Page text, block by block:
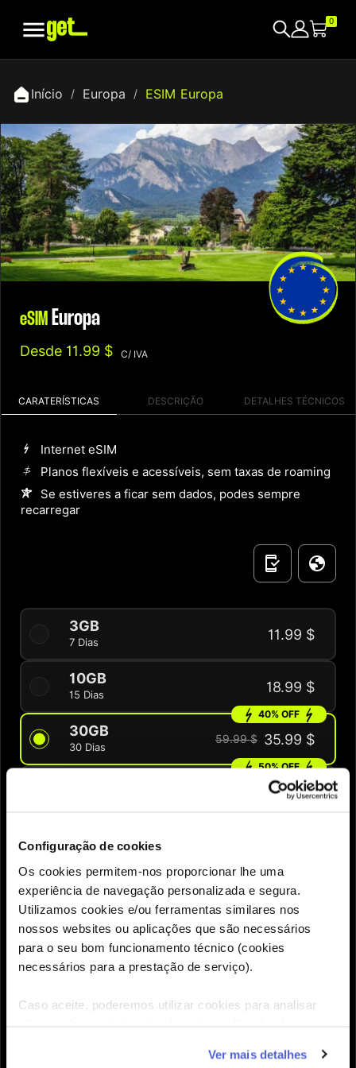
Configuração de cookies
Os cookies permitem-nos proporcionar lhe uma
experiência de navegação personalizada e segura.
Utilizamos cookies e/ou ferramentas similares nos
nossos websites ou aplicações que são necessários
para o seu bom funcionamento técnico (cookies
necessários para a prestação de serviço).
Caso aceite, poderemos utilizar cookies para analisar
funcionalidades (cookies de personalização e
Ver mais detalhes
 0
Início Europa ESIM Europa
eSIM Europa
Desde 11.99 $ C/ IVA
CARATERÍSTICAS DESCRIÇÃO DETALHES TÉCNICOS
Internet eSIM
Planos flexíveis e acessíveis, sem taxas de roaming
Se estiveres a ficar sem dados, podes sempre
recarregar
3GB
7 Dias 11.99 $
10GB
15 Dias 18.99 $
30GB
30 Dias
40% OFF
59.99 $ 35.99 $
50% OFF
49.99 $
Precisas de ajuda para escolher o eSIM certo?
QUANTIDADE
 Adicionar